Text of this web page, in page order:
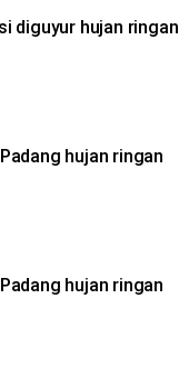
hujan ringan
hujan ringan